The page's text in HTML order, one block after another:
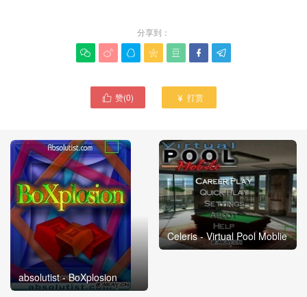
分享到：
      
 赞(0)  打赏
absolutist - BoXplosion
Celeris - Virtual Pool Moblie